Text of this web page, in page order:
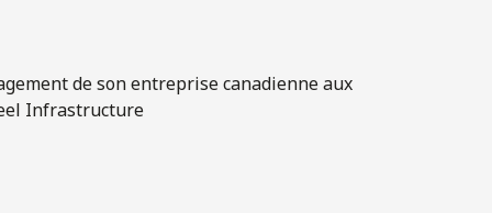
de son entreprise canadienne aux
Infrastructure